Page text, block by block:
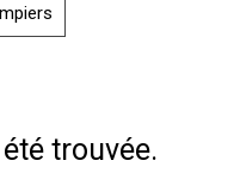
trouvée.